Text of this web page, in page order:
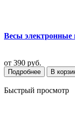
Весы электронные
от 390 руб.
Подробнее В
Быстрый просмотр